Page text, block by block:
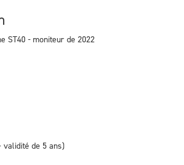
ST40 - moniteur de 2022
validité de 5 ans)